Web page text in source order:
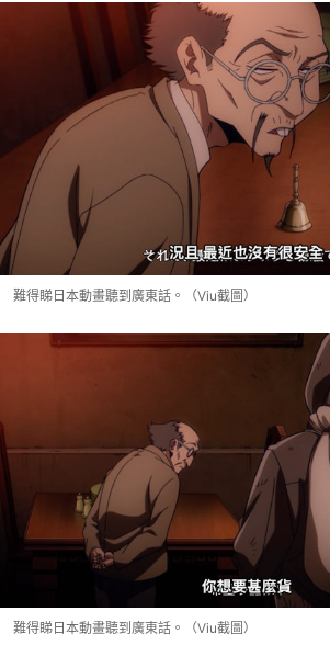
難得睇日本動畫聽到廣東話。（Viu截圖）
難得睇日本動畫聽到廣東話。（Viu截圖）